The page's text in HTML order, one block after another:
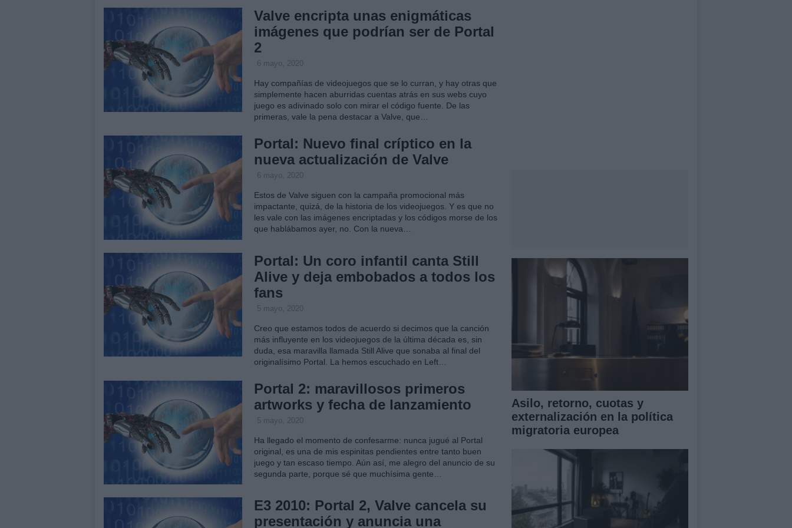
Valve encripta unas enigmáticas
imágenes que podrían ser de Portal
2
6 mayo, 2020
Hay compañías de videojuegos que se lo curran, y hay otras que
simplemente hacen aburridas cuentas atrás en sus webs cuyo
juego es adivinado solo con mirar el código fuente. De las
primeras, vale la pena destacar a Valve, que…
Portal: Nuevo final críptico en la
nueva actualización de Valve
6 mayo, 2020
Estos de Valve siguen con la campaña promocional más
impactante, quizá, de la historia de los videojuegos. Y es que no
les vale con las imágenes encriptadas y los códigos morse de los
que hablábamos ayer, no. Con la nueva…
Portal: Un coro infantil canta Still
Alive y deja embobados a todos los
fans
5 mayo, 2020
Creo que estamos todos de acuerdo si decimos que la canción
más influyente en los videojuegos de la última década es, sin
duda, esa maravilla llamada Still Alive que sonaba al final del
originalísimo Portal. La hemos escuchado en Left…
Portal 2: maravillosos primeros
artworks y fecha de lanzamiento
5 mayo, 2020
Ha llegado el momento de confesarme: nunca jugué al Portal
original, es una de mis espinitas pendientes entre tanto buen
juego y tan escaso tiempo. Aún así, me alegro del anuncio de su
segunda parte, porque sé que muchísima gente…
E3 2010: Portal 2, Valve cancela su
presentación y anuncia una
Asilo, retorno, cuotas y
externalización en la política
migratoria europea